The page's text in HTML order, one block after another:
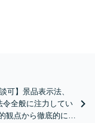
可】景品表示法、
令全般に注力してい
観点から徹底的にサ